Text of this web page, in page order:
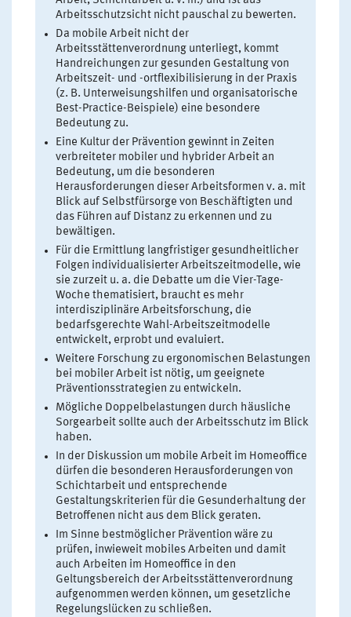
Arbeitsschutzsicht nicht pauschal zu bewerten.
Da mobile Arbeit nicht der
Arbeitsstättenverordnung unterliegt, kommt
Handreichungen zur gesunden Gestaltung von
Arbeitszeit- und -ortflexibilisierung in der Praxis
(z. B. Unterweisungshilfen und organisatorische
Best-Practice-Beispiele) eine besondere
Bedeutung zu.
Eine Kultur der Prävention gewinnt in Zeiten
verbreiteter mobiler und hybrider Arbeit an
Bedeutung, um die besonderen
Herausforderungen dieser Arbeitsformen v. a. mit
Blick auf Selbstfürsorge von Beschäftigten und
das Führen auf Distanz zu erkennen und zu
bewältigen.
Für die Ermittlung langfristiger gesundheitlicher
Folgen individualisierter Arbeitszeitmodelle, wie
sie zurzeit u. a. die Debatte um die Vier-Tage-
Woche thematisiert, braucht es mehr
interdisziplinäre Arbeitsforschung, die
bedarfsgerechte Wahl-Arbeitszeitmodelle
entwickelt, erprobt und evaluiert.
Weitere Forschung zu ergonomischen Belastungen
bei mobiler Arbeit ist nötig, um geeignete
Präventionsstrategien zu entwickeln.
Mögliche Doppelbelastungen durch häusliche
Sorgearbeit sollte auch der Arbeitsschutz im Blick
haben.
In der Diskussion um mobile Arbeit im Homeoffice
dürfen die besonderen Herausforderungen von
Schichtarbeit und entsprechende
Gestaltungskriterien für die Gesunderhaltung der
Betroffenen nicht aus dem Blick geraten.
Im Sinne bestmöglicher Prävention wäre zu
prüfen, inwieweit mobiles Arbeiten und damit
auch Arbeiten im Homeoffice in den
Geltungsbereich der Arbeitsstättenverordnung
aufgenommen werden können, um gesetzliche
Regelungslücken zu schließen.